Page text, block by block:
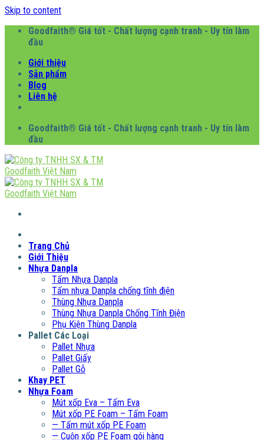
Skip to content
Goodfaith® Giá tốt - Chất lượng cạnh tranh - Uy tín làm
đầu
Giới thiệu
Sản phẩm
Blog
Liên hệ
Goodfaith® Giá tốt - Chất lượng cạnh tranh - Uy tín làm
đầu
Trang Chủ
Giới Thiệu
Nhựa Danpla
Tấm Nhựa Danpla
Tấm nhựa Danpla chống tĩnh điện
Thùng Nhựa Danpla
Thùng Nhựa Danpla Chống Tĩnh Điện
Phụ Kiện Thùng Danpla
Pallet Các Loại
Pallet Nhựa
Pallet Giấy
Pallet Gỗ
Khay PET
Nhựa Foam
Mút xốp Eva – Tấm Eva
Mút xốp PE Foam – Tấm Foam
— Tấm mút xốp PE Foam
— Cuộn xốp PE Foam gói hàng